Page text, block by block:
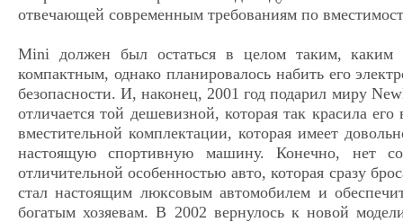
отвечающей современным требованиям по
Mini должен был остаться в целом таким,
компактным, однако планировалось набить его
безопасности. И, наконец, 2001 год подарил миру
отличается той дешевизной, которая так красила
вместительной комплектации, которая имеет
настоящую спортивную машину. Конечно, нет
отличительной особенностью авто, которая сразу
стал настоящим люксовым автомобилем и
богатым хозяевам. В 2002 вернулось к новой